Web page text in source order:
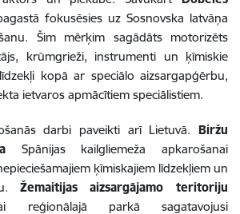
fokusēsies uz Sosnovska latvāņa
Šim mērķim sagādāts motorizēts
krūmgrieži, instrumenti un ķīmiskie
kopā ar speciālo aizsargapģērbu,
ietvaros apmācītiem speciālistiem.
darbi paveikti arī Lietuvā. Biržu
Spānijas kailgliemeža apkarošanai
ķīmiskajiem līdzekļiem un
Žemaitijas aizsargājamo teritoriju
reģionālajā parkā sagatavojusi